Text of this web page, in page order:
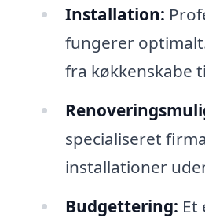
Installation:
fungerer
fra køkkenskabe
specialiseret
installationer
Budgettering: Et